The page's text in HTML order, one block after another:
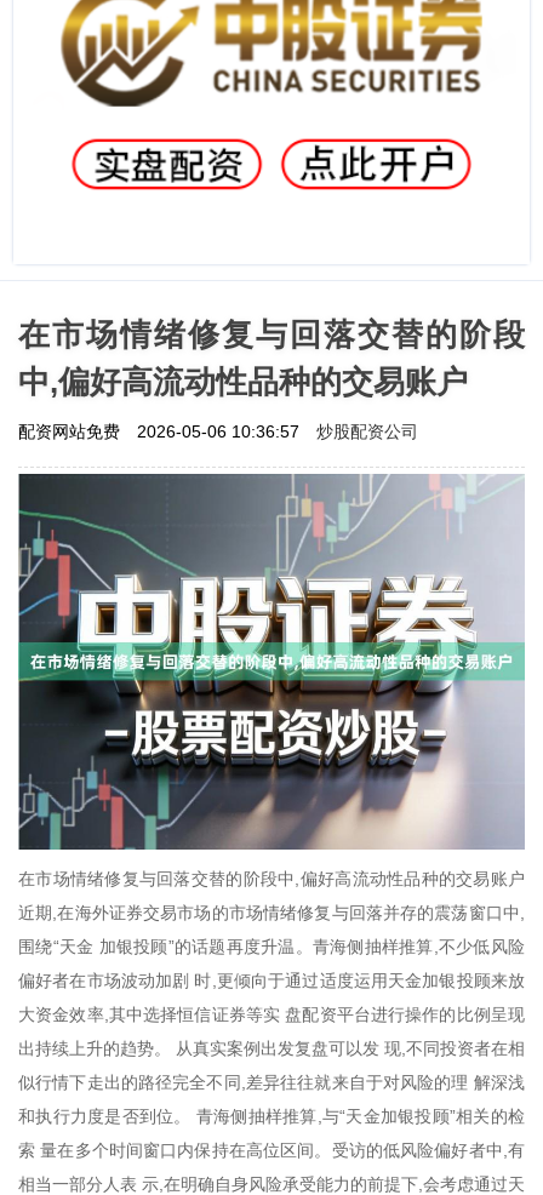
在市场情绪修复与回落交替的阶段
中,偏好高流动性品种的交易账户
配资网站免费 2026-05-06 10:36:57 炒股配资公司
在市场情绪修复与回落交替的阶段中,偏好高流动性品种的交易账户
近期,在海外证券交易市场的市场情绪修复与回落并存的震荡窗口中,
围绕“天金 加银投顾”的话题再度升温。青海侧抽样推算,不少低风险
偏好者在市场波动加剧 时,更倾向于通过适度运用天金加银投顾来放
大资金效率,其中选择恒信证券等实 盘配资平台进行操作的比例呈现
出持续上升的趋势。 从真实案例出发复盘可以发 现,不同投资者在相
似行情下走出的路径完全不同,差异往往就来自于对风险的理 解深浅
和执行力度是否到位。 青海侧抽样推算,与“天金加银投顾”相关的检
索 量在多个时间窗口内保持在高位区间。受访的低风险偏好者中,有
相当一部分人表 示,在明确自身风险承受能力的前提下,会考虑通过天